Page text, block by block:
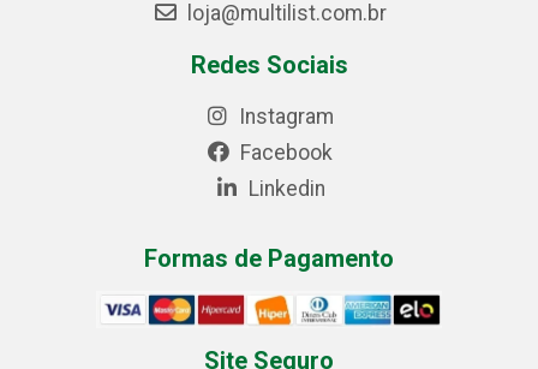
loja@multilist.com.br
Redes Sociais
Instagram
Facebook
Linkedin
Formas de Pagamento
Site Seguro